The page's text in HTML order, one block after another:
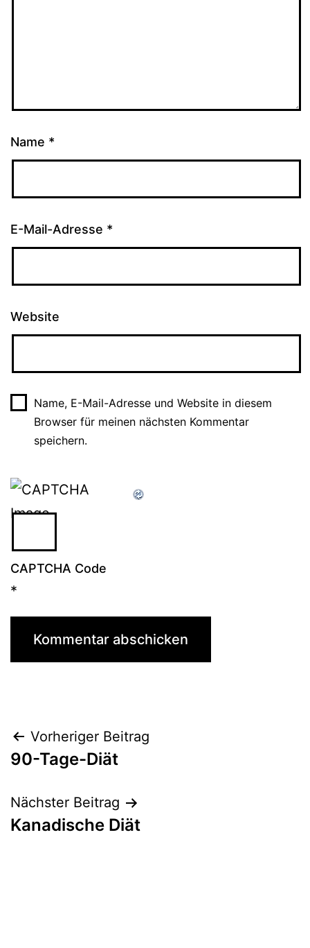
Name *
E-Mail-Adresse *
Website
Name, E-Mail-Adresse und Website in diesem
Browser für meinen nächsten Kommentar
speichern.
CAPTCHA Code
*
Beitragsnavigation
Vorheriger Beitrag
90-Tage-Diät
Nächster Beitrag
Kanadische Diät